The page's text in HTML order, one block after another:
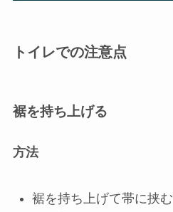
トイレでの注意点
裾を持ち上げる
方法
裾を持ち上げて帯に挟む